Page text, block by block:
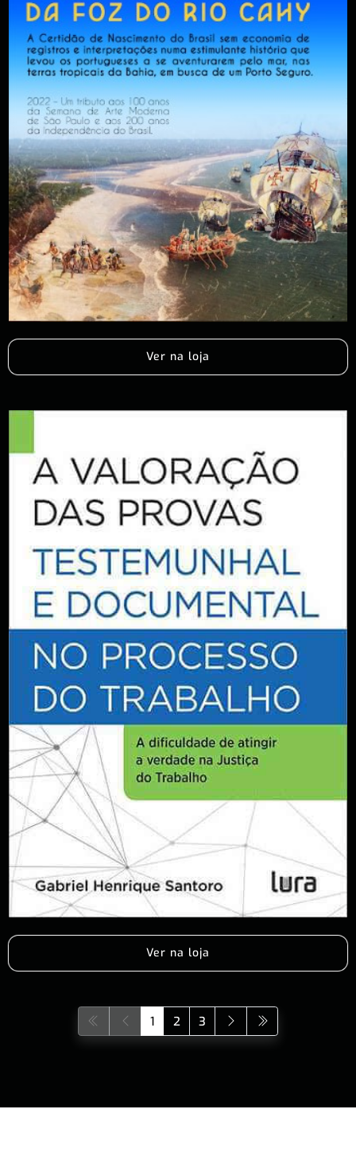
Ver na loja
Ver na loja
1 2 3